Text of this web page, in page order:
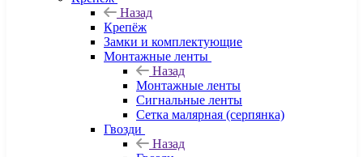
Назад
Крепёж
Замки и комплектующие
Монтажные ленты
Назад
Монтажные ленты
Сигнальные ленты
Сетка малярная (серпянка)
Гвозди
Назад